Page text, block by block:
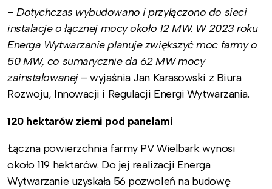
–Dotychczas wybudowano i przyłączono do sieci
instalacje o łącznej mocy około 12 MW. W 2023 roku
Energa Wytwarzanie planuje zwiększyć moc farmy o
50 MW, co sumarycznie da 62 MW mocy
zainstalowanej – wyjaśnia Jan Karasowski z Biura
Rozwoju, Innowacji i Regulacji Energi Wytwarzania.
120 hektarów ziemi pod panelami
Łączna powierzchnia farmy PV Wielbark wynosi
około 119 hektarów. Do jej realizacji Energa
Wytwarzanie uzyskała 56 pozwoleń na budowę